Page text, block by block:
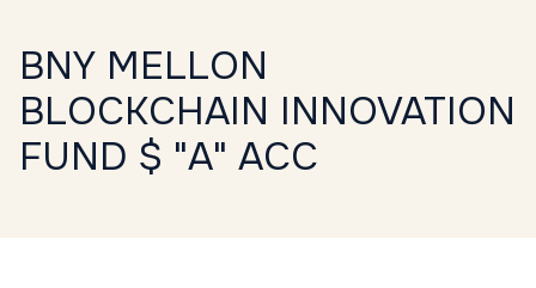
BNY MELLON
BLOCKCHAIN INNOVATION
FUND $ "A" ACC